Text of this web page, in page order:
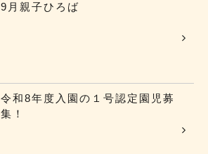
9月親子ひろば
令和8年度入園の１号認定園児募
集！